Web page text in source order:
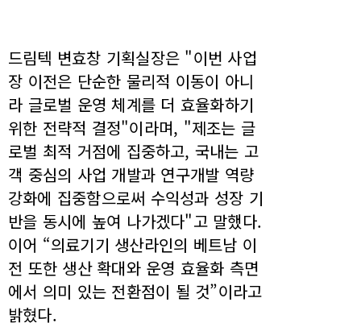
드림텍 변효창 기획실장은 "이번 사업
장 이전은 단순한 물리적 이동이 아니
라 글로벌 운영 체계를 더 효율화하기
위한 전략적 결정"이라며, "제조는 글
로벌 최적 거점에 집중하고, 국내는 고
객 중심의 사업 개발과 연구개발 역량
강화에 집중함으로써 수익성과 성장 기
반을 동시에 높여 나가겠다"고 말했다.
이어 “의료기기 생산라인의 베트남 이
전 또한 생산 확대와 운영 효율화 측면
에서 의미 있는 전환점이 될 것”이라고
밝혔다.